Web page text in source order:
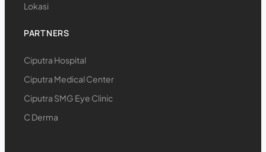
Lokasi
PARTNERS
Ciputra Hospital
Ciputra Medical Center
Ciputra SMG Eye Clinic
C Derma